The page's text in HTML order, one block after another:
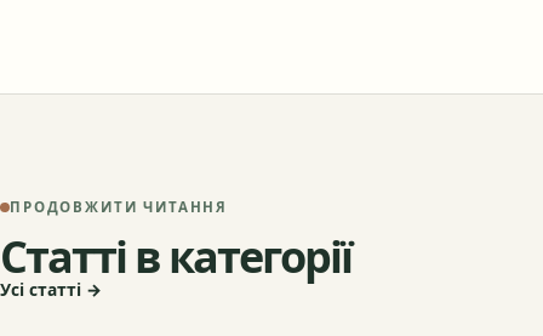
ПРОДОВЖИТИ ЧИТАННЯ
Статті в категорії
Усі статті →